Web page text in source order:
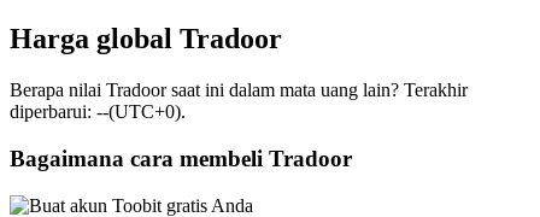
Harga global Tradoor
Berapa nilai Tradoor saat ini dalam mata uang lain? Terakhir
diperbarui: --(UTC+0).
Bagaimana cara membeli Tradoor